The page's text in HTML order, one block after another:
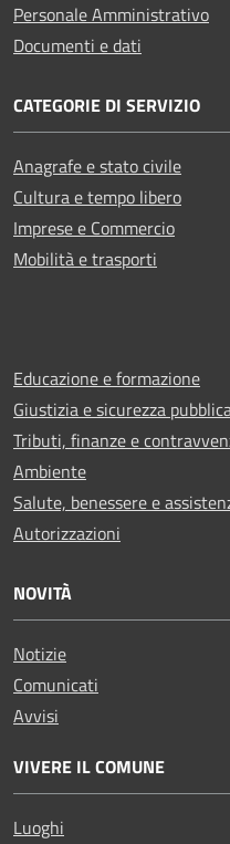
Personale Amministrativo
Documenti e dati
CATEGORIE DI SERVIZIO
Anagrafe e stato civile
Cultura e tempo libero
Imprese e Commercio
Mobilità e trasporti
Educazione e formazione
Giustizia e sicurezza
Tributi, finanze e
Ambiente
Salute, benessere e
Autorizzazioni
NOVITÀ
Notizie
Comunicati
Avvisi
VIVERE IL COMUNE
Luoghi